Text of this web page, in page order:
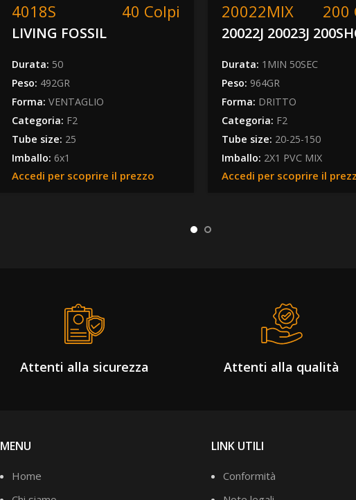
4018S 40 Colpi
LIVING FOSSIL
Durata: 50
Peso: 492GR
Forma: VENTAGLIO
Categoria: F2
Tube size: 25
Imballo: 6x1
Accedi per scoprire il prezzo
20022MIX 200
20022J 20023J
Durata: 1MIN 50SEC
Peso: 964GR
Forma: DRITTO
Categoria: F2
Tube size: 20-25-150
Imballo: 2X1 PVC MIX
Accedi per scoprire il
Attenti alla sicurezza Attenti alla qualità
MENU
Home
LINK UTILI
Conformità